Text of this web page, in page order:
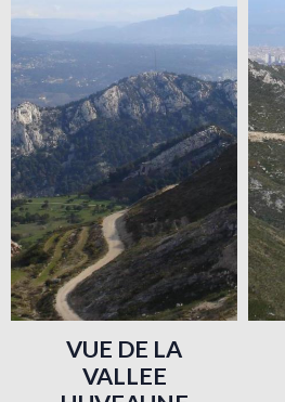
VUE DE LA
VALLEE